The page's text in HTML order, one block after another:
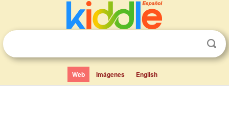
Web Imágenes English